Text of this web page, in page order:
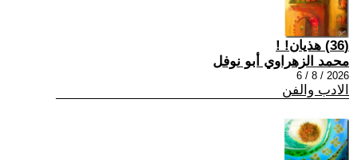
(36) هذيان! !
محمد الزهراوي أبو نوفل
2026 / 8 / 6
الادب والفن